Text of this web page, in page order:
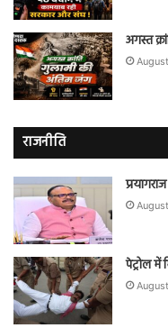
अगस्त
राजनीति
पेट्रोल में